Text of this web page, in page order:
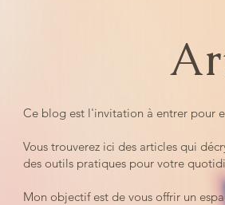
Ce blog est l'invitation à entrer pour
Vous trouverez ici des articles qui
des outils pratiques pour votre
Mon objectif est de vous offrir un